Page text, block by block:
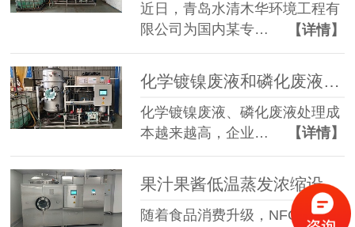
近日，青岛水清木华环境工程有
限公司为国内某专…
【详情】
化学镀镍废液和磷化废液如何降低危废处置成本？2 吨/天低温蒸发案例年节省超100万
化学镀镍废液、磷化废液处理成
本越来越高，企业…
【详情】
果汁果酱低温蒸发浓缩设备选型指南：六大核心因素全面解析
随着食品消费升级，NFC果汁、